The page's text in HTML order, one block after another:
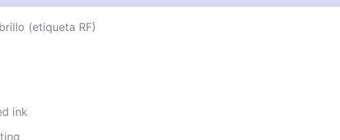
(etiqueta RF)
ink